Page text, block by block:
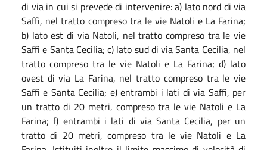
di via in cui si prevede di intervenire: a) lato nord di via
Saffi, nel tratto compreso tra le vie Natoli e La Farina;
b) lato est di via Natoli, nel tratto compreso tra le vie
Saffi e Santa Cecilia; c) lato sud di via Santa Cecilia, nel
tratto compreso tra le vie Natoli e La Farina; d) lato
ovest di via La Farina, nel tratto compreso tra le vie
Saffi e Santa Cecilia; e) entrambi i lati di via Saffi, per
un tratto di 20 metri, compreso tra le vie Natoli e La
Farina; f) entrambi i lati di via Santa Cecilia, per un
tratto di 20 metri, compreso tra le vie Natoli e La